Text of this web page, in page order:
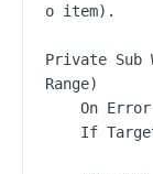
o item).
Private Sub
Range)